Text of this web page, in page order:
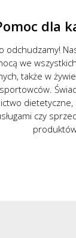
dla
odchudzamy!
we
także w
dietetyczne,
czy